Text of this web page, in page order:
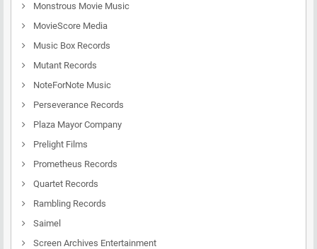
Monstrous Movie Music
MovieScore Media
Music Box Records
Mutant Records
NoteForNote Music
Perseverance Records
Plaza Mayor Company
Prelight Films
Prometheus Records
Quartet Records
Rambling Records
Saimel
Screen Archives Entertainment